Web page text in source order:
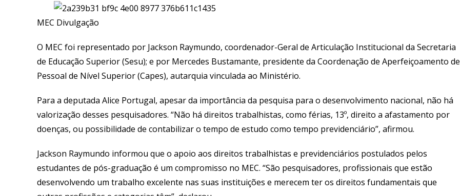
MEC Divulgação
O MEC foi representado por Jackson Raymundo, coordenador-Geral de Articulação Institucional da Secretaria
de Educação Superior (Sesu); e por Mercedes Bustamante, presidente da Coordenação de Aperfeiçoamento de
Pessoal de Nível Superior (Capes), autarquia vinculada ao Ministério.
Para a deputada Alice Portugal, apesar da importância da pesquisa para o desenvolvimento nacional, não há
valorização desses pesquisadores. “Não há direitos trabalhistas, como férias, 13º, direito a afastamento por
doenças, ou possibilidade de contabilizar o tempo de estudo como tempo previdenciário”, afirmou.
Jackson Raymundo informou que o apoio aos direitos trabalhistas e previdenciários postulados pelos
estudantes de pós-graduação é um compromisso no MEC. “São pesquisadores, profissionais que estão
desenvolvendo um trabalho excelente nas suas instituições e merecem ter os direitos fundamentais que